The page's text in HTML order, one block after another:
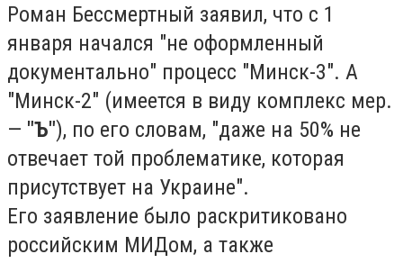
Роман Бессмертный заявил, что с 1
января начался "не оформленный
документально" процесс "Минск-3". А
"Минск-2" (имеется в виду комплекс мер.
— "Ъ"), по его словам, "даже на 50% не
отвечает той проблематике, которая
присутствует на Украине".
Его заявление было раскритиковано
российским МИДом, а также